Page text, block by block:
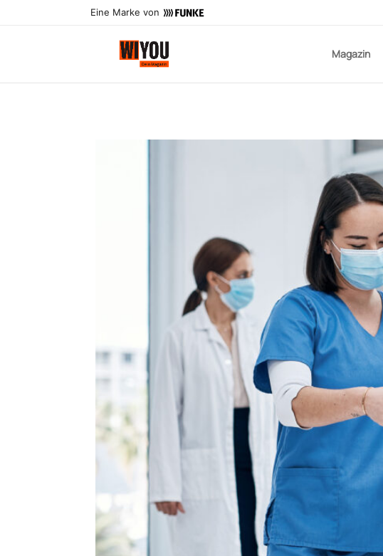
Eine Marke von
Magazin